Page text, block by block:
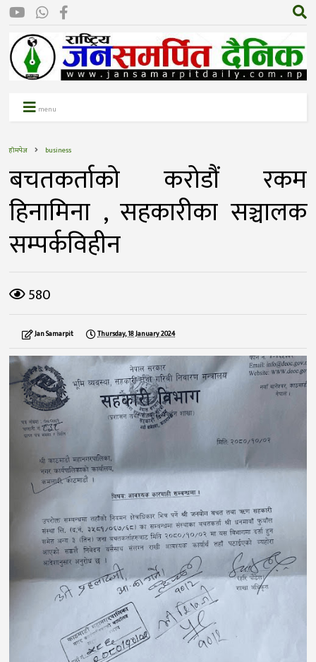
menu
होमपेज business
बचतकर्ताको करोडौं रकम
हिनामिना , सहकारीका सञ्चालक
सम्पर्कविहीन
580
Jan Samarpit Thursday, 18 January 2024